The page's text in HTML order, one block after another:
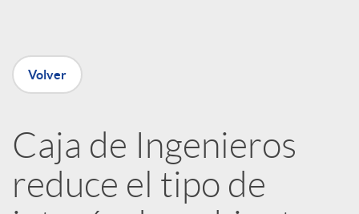
n
e
Volver
Caja de Ingenieros
reduce el tipo de